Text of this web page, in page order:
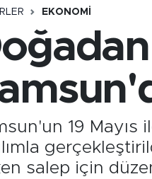
EKONOMI
19
salep için
Durumu ve Fikstür